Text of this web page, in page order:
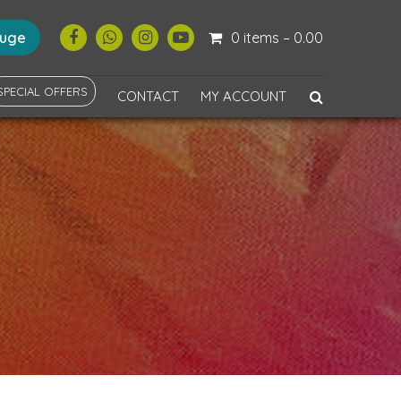
0 items – 0.00
OFFERS CONTACT MY ACCOUNT